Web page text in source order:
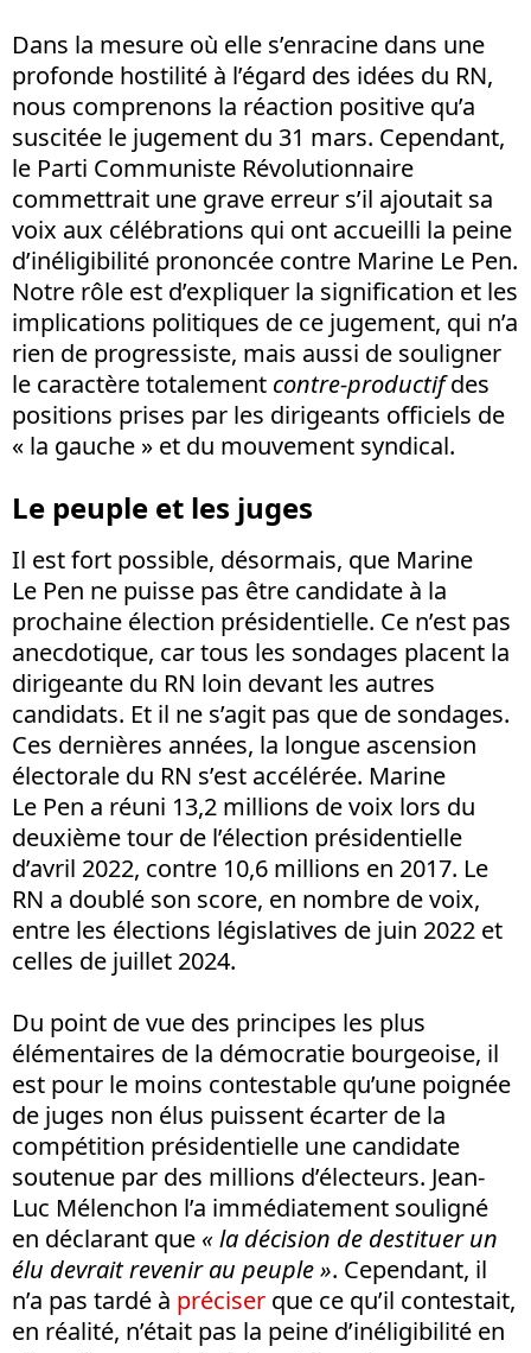
Dans la mesure où elle s’enracine dans une
profonde hostilité à l’égard des idées du RN,
nous comprenons la réaction positive qu’a
suscitée le jugement du 31 mars. Cependant,
le Parti Communiste Révolutionnaire
commettrait une grave erreur s’il ajoutait sa
voix aux célébrations qui ont accueilli la peine
d’inéligibilité prononcée contre Marine Le Pen.
Notre rôle est d’expliquer la signification et les
implications politiques de ce jugement, qui n’a
rien de progressiste, mais aussi de souligner
le caractère totalement contre-productifdes
positions prises par les dirigeants officiels de
« la gauche » et du mouvement syndical.
Le peuple et les juges
Il est fort possible, désormais, que Marine
Le Pen ne puisse pas être candidate à la
prochaine élection présidentielle. Ce n’est pas
anecdotique, car tous les sondages placent la
dirigeante du RN loin devant les autres
candidats. Et il ne s’agit pas que de sondages.
Ces dernières années, la longue ascension
électorale du RN s’est accélérée. Marine
Le Pen a réuni 13,2 millions de voix lors du
deuxième tour de l’élection présidentielle
d’avril 2022, contre 10,6 millions en 2017. Le
RN a doublé son score, en nombre de voix,
entre les élections législatives de juin 2022 et
celles de juillet 2024.
Du point de vue des principes les plus
élémentaires de la démocratie bourgeoise, il
est pour le moins contestable qu’une poignée
de juges non élus puissent écarter de la
compétition présidentielle une candidate
soutenue par des millions d’électeurs. Jean-
Luc Mélenchon l’a immédiatement souligné
en déclarant que « la décision de destituer un
élu devrait revenir au peuple ». Cependant, il
n’a pas tardé à préciser que ce qu’il contestait,
en réalité, n’était pas la peine d’inéligibilité en